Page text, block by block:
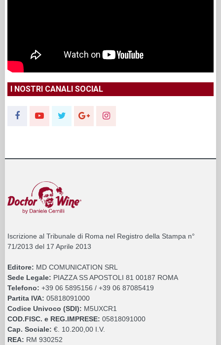
I NOSTRI CANALI SOCIAL
Iscrizione al Tribunale di Roma nel Registro della Stampa n°
71/2013 del 17 Aprile 2013
Editore: MD COMUNICATION SRL
Sede Legale: PIAZZA SS APOSTOLI 81 00187 ROMA
Telefono: +39 06 5895156 / +39 06 87085419
Partita IVA: 05818091000
Codice Univoco (SDI): M5UXCR1
COD.FISC. e REG.IMPRESE: 05818091000
Cap. Sociale: €. 10.200,00 I.V.
REA: RM 930252